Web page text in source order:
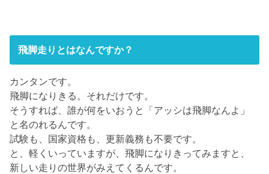
飛脚走りとはなんですか？
カンタンです。
飛脚になりきる。それだけです。
そうすれば、誰が何をいおうと「アッシは飛脚なんよ」
と名のれるんです。
試験も、国家資格も、更新義務も不要です。
と、軽くいっていますが、飛脚になりきってみますと、
新しい走りの世界がみえてくるんです。